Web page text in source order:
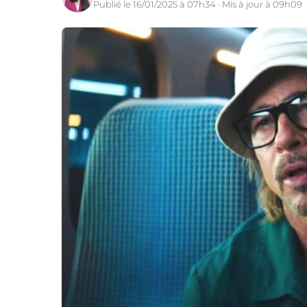
Publié le 16/01/2025 à 07h34 · Mis à jour à 09h09